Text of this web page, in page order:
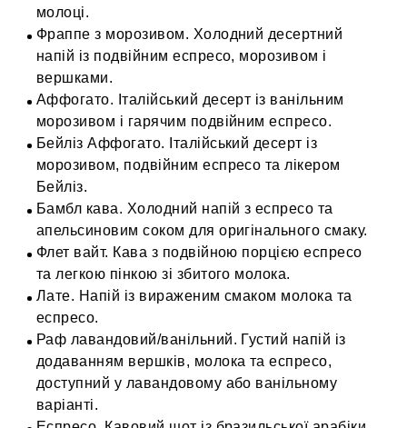
молоці.
Фраппе з морозивом. Холодний десертний
напій із подвійним еспресо, морозивом і
вершками.
Аффогато. Італійський десерт із ванільним
морозивом і гарячим подвійним еспресо.
Бейліз Аффогато. Італійський десерт із
морозивом, подвійним еспресо та лікером
Бейліз.
Бамбл кава. Холодний напій з еспресо та
апельсиновим соком для оригінального смаку.
Флет вайт. Кава з подвійною порцією еспресо
та легкою пінкою зі збитого молока.
Лате. Напій із вираженим смаком молока та
еспресо.
Раф лавандовий/ванільний. Густий напій із
додаванням вершків, молока та еспресо,
доступний у лавандовому або ванільному
варіанті.